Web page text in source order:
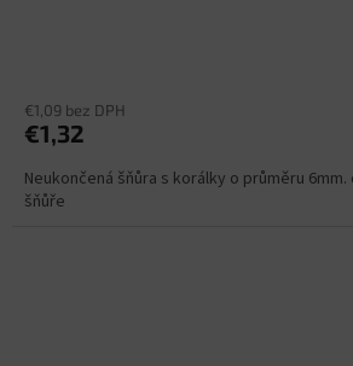
€1,09 bez DPH
€1,32
Neukončená šňůra s korálky o průměru 6mm.
šňůře